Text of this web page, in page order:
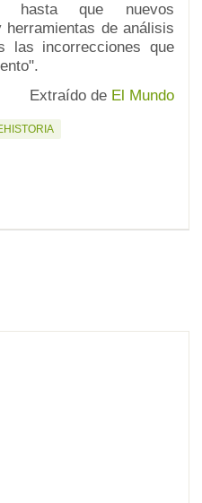
hasta que nuevos
de análisis
las incorrecciones que
Extraído de El Mundo